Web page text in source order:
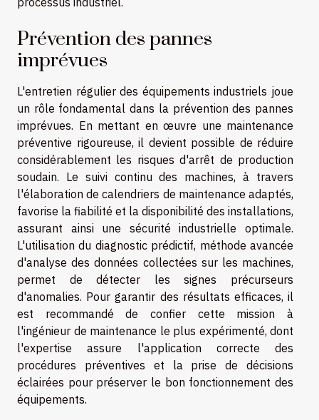
Prévention des pannes
imprévues
L'entretien régulier des équipements industriels joue
un rôle fondamental dans la prévention des pannes
imprévues. En mettant en œuvre une maintenance
préventive rigoureuse, il devient possible de réduire
considérablement les risques d'arrêt de production
soudain. Le suivi continu des machines, à travers
l'élaboration de calendriers de maintenance adaptés,
favorise la fiabilité et la disponibilité des installations,
assurant ainsi une sécurité industrielle optimale.
L'utilisation du diagnostic prédictif, méthode avancée
d'analyse des données collectées sur les machines,
permet de détecter les signes précurseurs
d'anomalies. Pour garantir des résultats efficaces, il
est recommandé de confier cette mission à
l'ingénieur de maintenance le plus expérimenté, dont
l'expertise assure l'application correcte des
procédures préventives et la prise de décisions
éclairées pour préserver le bon fonctionnement des
équipements.